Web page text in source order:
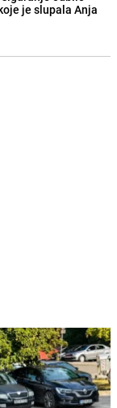
je slupala Anja